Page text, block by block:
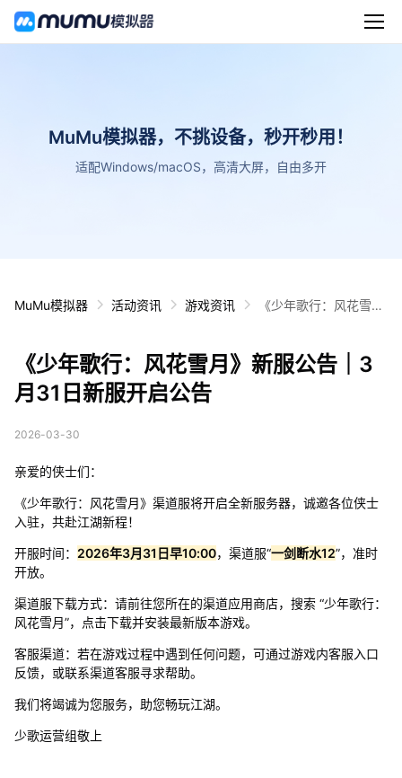
MuMu模拟器，不挑设备，秒开秒用！
适配Windows/macOS，高清大屏，自由多开
MuMu模拟器 活动资讯 游戏资讯
《少年歌行：风花雪
《少年歌行：风花雪月》新服公告｜3
月31日新服开启公告
2026-03-30
亲爱的侠士们：
《少年歌行：风花雪月》渠道服将开启全新服务器，诚邀各位侠士
入驻，共赴江湖新程！
开服时间： 2026年3月31日早10:00，渠道服“一剑断水12”，准时
开放。
渠道服下载方式：请前往您所在的渠道应用商店，搜索 “少年歌行：
风花雪月”，点击下载并安装最新版本游戏。
客服渠道：若在游戏过程中遇到任何问题，可通过游戏内客服入口
反馈，或联系渠道客服寻求帮助。
我们将竭诚为您服务，助您畅玩江湖。
少歌运营组敬上